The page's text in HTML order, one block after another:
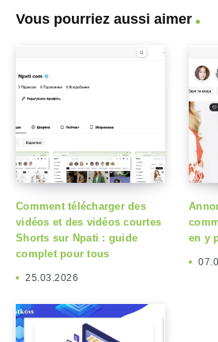
Vous pourriez aussi aimer
Comment télécharger des
vidéos et des vidéos courtes
Shorts sur Npati : guide
complet pour tous
25.03.2026
en y